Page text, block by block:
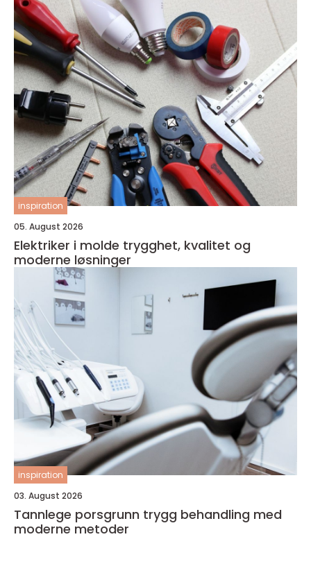
inspiration
05. August 2026
Elektriker i molde trygghet, kvalitet og
moderne løsninger
inspiration
03. August 2026
Tannlege porsgrunn trygg behandling med
moderne metoder